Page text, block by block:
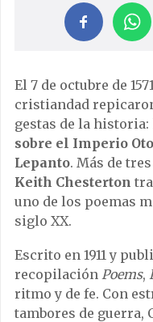
El 7 de octubre de
cristiandad
gestas de la historia:
sobre el Imperio
Lepanto. Más de
Keith Chesterton
uno de los poemas
siglo XX.
Escrito en 1911 y
recopilación Poems,
ritmo y de fe. Con
tambores de guerra,